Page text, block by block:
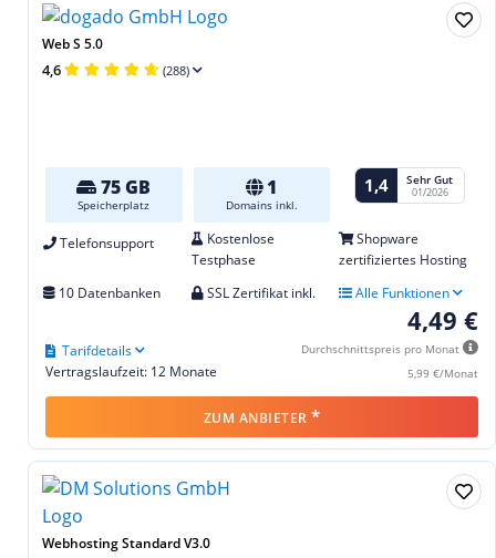
Web S 5.0
4,6 (288)
75 GB
Speicherplatz
1
Domains inkl.
1,4 Sehr Gut
01/2026
Telefonsupport
Kostenlose
Testphase
Shopware
zertifiziertes Hosting
10 Datenbanken
SSL Zertifikat inkl. Alle Funktionen
4,49 €
Durchschnittspreis pro Monat
5,99 €/Monat
Vertragslaufzeit: 12 Monate
Tarifdetails
ZUM ANBIETER *
Webhosting Standard V3.0